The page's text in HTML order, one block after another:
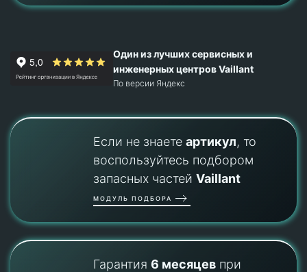
Один из лучших сервисных и
инженерных центров Vaillant
По версии Яндекс
Если не знаете артикул, то
воспользуйтесь подбором
запасных частей Vaillant
МОДУЛЬ ПОДБОРА
Гарантия 6 месяцевпри